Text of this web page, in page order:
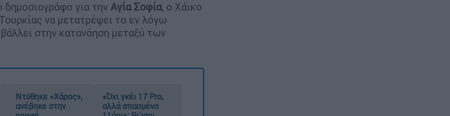
για την Αγία Σοφία, ο Χάικο
να μετατρέψει το εν λόγω
στην κατανόηση μεταξύ των
Ντύθηκε «Χάρος»,
ανέβηκε στην
«Όχι γκέι 17 Pro,
αλλά σπασμένο